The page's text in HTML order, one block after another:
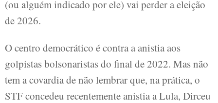
(ou alguém indicado por ele) vai perder a eleição
de 2026.
O centro democrático é contra a anistia aos
golpistas bolsonaristas do final de 2022. Mas não
tem a covardia de não lembrar que, na prática, o
STF concedeu recentemente anistia a Lula, Dirceu